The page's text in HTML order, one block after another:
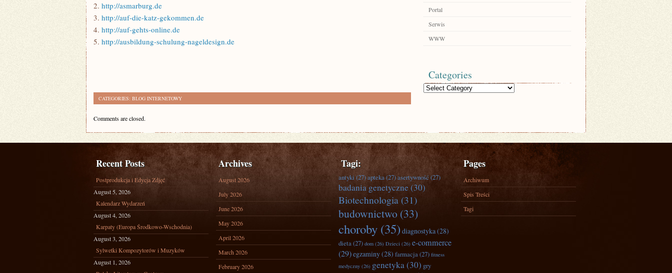
2. http://asmarburg.de
3. http://auf-die-katz-gekommen.de
4. http://auf-gehts-online.de
5. http://ausbildung-schulung-nageldesign.de
CATEGORIES: BLOG INTERNETOWY
Comments are closed.
Portal
Serwis
WWW
Categories
Categories
Recent Posts
Postprodukcja i Edycja Zdjęć
August 5, 2026
Kalendarz Wydarzeń
August 4, 2026
Karpaty (Europa Środkowo-Wschodnia)
August 3, 2026
Sylwetki Kompozytorów i Muzyków
August 1, 2026
Archives
August 2026
July 2026
June 2026
May 2026
April 2026
March 2026
February 2026
Tagi:
antyki(27)apteka(27)asertywność(27)
badania genetyczne(30)
Biotechnologia (31)
budownictwo (33)
choroby (35) diagnostyka(28)
dieta(27) dom (26) Dzieci (26) e-commerce
(29)egzaminy(28) farmacja(27) fitness
medyczny (26) genetyka(30) gry
Pages
Archiwum
Spis Treści
Tagi